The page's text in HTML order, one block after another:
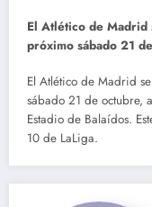
El Atlético de
próximo sábado 21
El Atlético de Madrid
sábado 21 de octubre,
Estadio de Balaídos.
10 de LaLiga.